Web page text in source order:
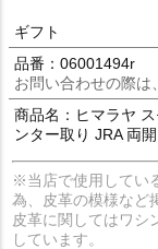
ギフト
品番：06001494r
お問い合わせの際は
商品名：ヒマラヤ
ンター取り JRA 両
※当店で使用してい
為、皮革の模様など
皮革に関してはワシ
しています。